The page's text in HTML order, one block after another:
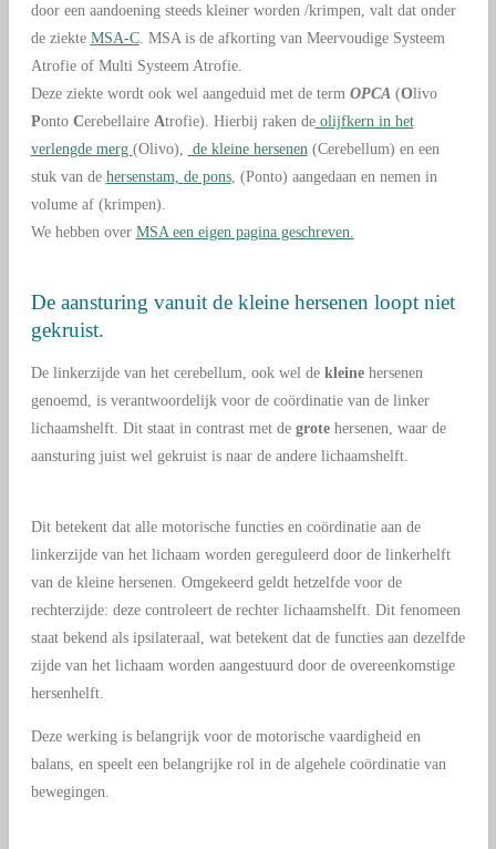
door een aandoening steeds kleiner worden /krimpen, valt dat onder
de ziekte MSA-C. MSA is de afkorting van Meervoudige Systeem
Atrofie of Multi Systeem Atrofie.
Deze ziekte wordt ook wel aangeduid met de term OPCA (Olivo
Ponto Cerebellaire Atrofie). Hierbij raken deolijfkern in het
verlengde merg (Olivo), de kleine hersenen (Cerebellum) en een
stuk van de hersenstam, de pons, (Ponto) aangedaan en nemen in
volume af (krimpen).
We hebben over MSA een eigen pagina geschreven.
De aansturing vanuit de kleine hersenen loopt niet
gekruist.
De linkerzijde van het cerebellum, ook wel de kleinehersenen
genoemd, is verantwoordelijk voor de coördinatie van de linker
lichaamshelft. Dit staat in contrast met de grotehersenen, waar de
aansturing juist wel gekruist is naar de andere lichaamshelft.
Dit betekent dat alle motorische functies en coördinatie aan de
linkerzijde van het lichaam worden gereguleerd door de linkerhelft
van de kleine hersenen. Omgekeerd geldt hetzelfde voor de
rechterzijde: deze controleert de rechter lichaamshelft. Dit fenomeen
staat bekend als ipsilateraal, wat betekent dat de functies aan dezelfde
zijde van het lichaam worden aangestuurd door de overeenkomstige
hersenhelft.
Deze werking is belangrijk voor de motorische vaardigheid en
balans, en speelt een belangrijke rol in de algehele coördinatie van
bewegingen.